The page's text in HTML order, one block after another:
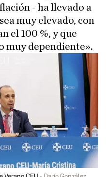
- ha llevado a
muy elevado, con
el 100 %, y que
muy dependiente».